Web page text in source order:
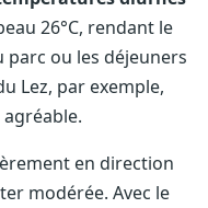
26°C, rendant le
ou les déjeuners
Lez, par exemple,
en direction
modérée. Avec le